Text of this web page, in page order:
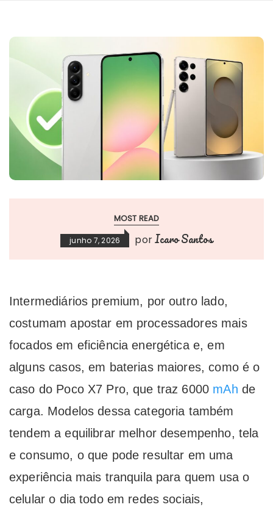
MOST READ
junho 7, 2026 porIcaro Santos
Intermediários premium, por outro lado,
costumam apostar em processadores mais
focados em eficiência energética e, em
alguns casos, em baterias maiores, como é o
caso do Poco X7 Pro, que traz 6000 mAh de
carga. Modelos dessa categoria também
tendem a equilibrar melhor desempenho, tela
e consumo, o que pode resultar em uma
experiência mais tranquila para quem usa o
celular o dia todo em redes sociais,